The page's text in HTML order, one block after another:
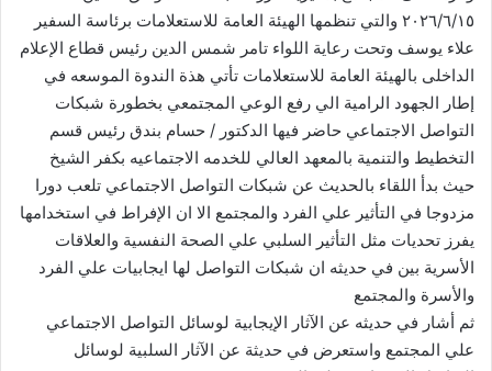
٢٠٢٦/٦/١٥ والتي تنظمها الهيئة العامة للاستعلامات برئاسة السفير
علاء يوسف وتحت رعاية اللواء تامر شمس الدين رئيس قطاع الإعلام
الداخلى بالهيئة العامة للاستعلامات تأتي هذة الندوة الموسعه في
إطار الجهود الرامية الي رفع الوعي المجتمعي بخطورة شبكات
التواصل الاجتماعي حاضر فيها الدكتور / حسام بندق رئيس قسم
التخطيط والتنمية بالمعهد العالي للخدمه الاجتماعيه بكفر الشيخ
حيث بدأ اللقاء بالحديث عن شبكات التواصل الاجتماعي تلعب دورا
مزدوجا في التأثير علي الفرد والمجتمع الا ان الإفراط في استخدامها
يفرز تحديات مثل التأثير السلبي علي الصحة النفسية والعلاقات
الأسرية بين في حديثه ان شبكات التواصل لها ايجابيات علي الفرد
والأسرة والمجتمع
ثم أشار في حديثه عن الآثار الإيجابية لوسائل التواصل الاجتماعي
علي المجتمع واستعرض في حديثة عن الآثار السلبية لوسائل